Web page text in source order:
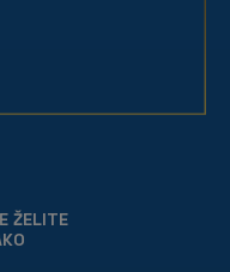
ŽELITE